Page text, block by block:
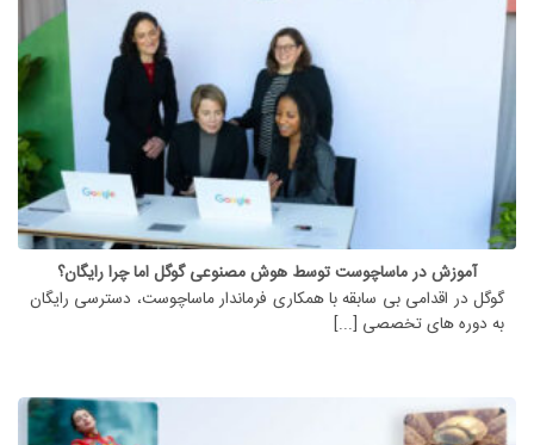
آموزش در ماساچوست توسط هوش مصنوعی گوگل اما چرا رایگان؟
گوگل در اقدامی بی سابقه با همکاری فرماندار ماساچوست، دسترسی رایگان
به دوره های تخصصی [...]